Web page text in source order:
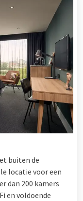
buiten de
locatie voor een
dan 200 kamers
en voldoende